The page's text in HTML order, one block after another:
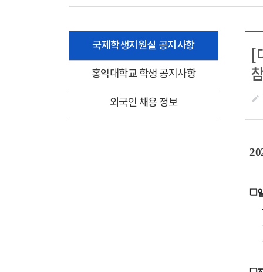
국제학생지원실 공지사항
홍익대학교 학생 공지사항
외국인 채용 정보 create
❑
-